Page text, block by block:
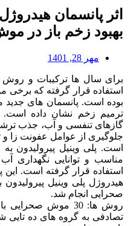
اثر پانسمان
بهبود زخم باز در
مهر 28, 1401
برای سال ها ترکیبات و روش
استفاده قرار گرفته که برخی
بوده است. پانسمان های جدید
ترمیم زخم نشان داده است.
گازهای تنفسی و آب، جذب
جلوگیری از عوامل عفونت زا
است. پلی وینیل پیرولیدون
مناسب و توانایی نگهداری
استفاده قرار گرفته است.
هیدروژل پلی وینیل
صحرایی انجام شد.
تصادفی به گروه های ده تایی